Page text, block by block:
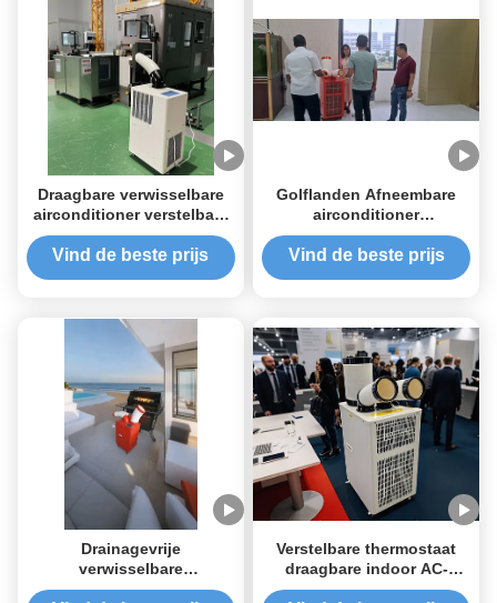
Draagbare verwisselbare
airconditioner verstelbare
thermostaat verwisselbare
AC-eenheid
Vind de beste prijs
Golflanden Afneembare
airconditioner
Touchscreen Afneembare
AC-eenheid
Vind de beste prijs
Drainagevrije
verwisselbare
airconditioner all in one
Verstelbare thermostaat
draagbare indoor AC-
eenheid op maat voor